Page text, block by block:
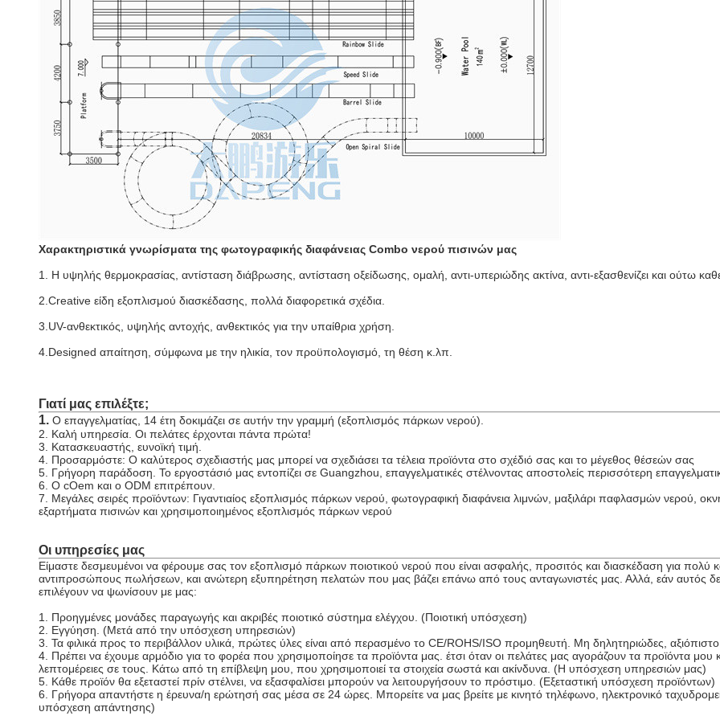
Χαρακτηριστικά γνωρίσματα της φωτογραφικής διαφάνειας Combo νερού πισινών μας
1. Η υψηλής θερμοκρασίας, αντίσταση διάβρωσης, αντίσταση οξείδωσης, ομαλή, αντι-υπεριώδης ακτίνα, αντι-εξασθενίζει και ούτω
2.Creative είδη εξοπλισμού διασκέδασης, πολλά διαφορετικά σχέδια.
3.UV-ανθεκτικός, υψηλής αντοχής, ανθεκτικός για την υπαίθρια χρήση.
4.Designed απαίτηση, σύμφωνα με την ηλικία, τον προϋπολογισμό, τη θέση κ.λπ.
Γιατί μας επιλέξτε;
1. Ο επαγγελματίας, 14 έτη δοκιμάζει σε αυτήν την γραμμή (εξοπλισμός πάρκων νερού).
2. Καλή υπηρεσία. Οι πελάτες έρχονται πάντα πρώτα!
3. Κατασκευαστής, ευνοϊκή τιμή.
4. Προσαρμόστε: Ο καλύτερος σχεδιαστής μας μπορεί να σχεδιάσει τα τέλεια προϊόντα στο σχέδιό σας και το μέγεθος θέσεών σας
5. Γρήγορη παράδοση. Το εργοστάσιό μας εντοπίζει σε Guangzhou, επαγγελματικές στέλνοντας αποστολείς περισσότερη
6. Ο cOem και ο ODM επιτρέπουν.
7. Μεγάλες σειρές προϊόντων: Γιγαντιαίος εξοπλισμός πάρκων νερού, φωτογραφική διαφάνεια λιμνών, μαξιλάρι παφλασμών νερού,
εξαρτήματα πισινών και χρησιμοποιημένος εξοπλισμός πάρκων νερού
Οι υπηρεσίες μας
Είμαστε δεσμευμένοι να φέρουμε σας τον εξοπλισμό πάρκων ποιοτικού νερού που είναι ασφαλής, προσιτός και διασκέδαση για
αντιπροσώπους πωλήσεων, και ανώτερη εξυπηρέτηση πελατών που μας βάζει επάνω από τους ανταγωνιστές μας. Αλλά, εάν αυτός δεν
επιλέγουν να ψωνίσουν με μας:
1. Προηγμένες μονάδες παραγωγής και ακριβές ποιοτικό σύστημα ελέγχου. (Ποιοτική υπόσχεση)
2. Εγγύηση. (Μετά από την υπόσχεση υπηρεσιών)
3. Τα φιλικά προς το περιβάλλον υλικά, πρώτες ύλες είναι από περασμένο το CE/ROHS/ISO προμηθευτή. Μη δηλητηριώδες,
4. Πρέπει να έχουμε αρμόδιο για το φορέα που χρησιμοποίησε τα προϊόντα μας. έτσι όταν οι πελάτες μας αγοράζουν τα προϊόντα μου
λεπτομέρειες σε τους. Κάτω από τη επίβλεψη μου, που χρησιμοποιεί τα στοιχεία σωστά και ακίνδυνα. (Η υπόσχεση υπηρεσιών μας)
5. Κάθε προϊόν θα εξεταστεί πρίν στέλνει, να εξασφαλίσει μπορούν να λειτουργήσουν το πρόστιμο. (Εξεταστική υπόσχεση προϊόντων)
6. Γρήγορα απαντήστε η έρευνα/η ερώτησή σας μέσα σε 24 ώρες. Μπορείτε να μας βρείτε με κινητό τηλέφωνο, ηλεκτρονικό
υπόσχεση απάντησης)